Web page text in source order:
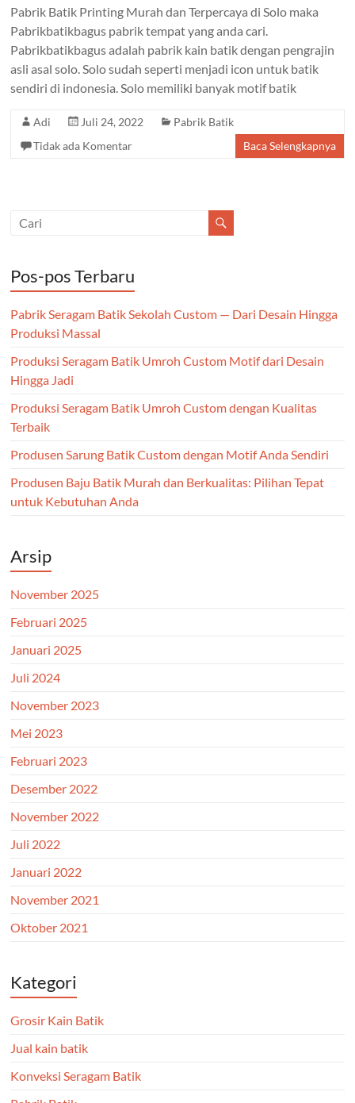
Pabrik Batik Printing Murah dan Terpercaya di Solo maka
Pabrikbatikbagus pabrik tempat yang anda cari.
Pabrikbatikbagus adalah pabrik kain batik dengan pengrajin
asli asal solo. Solo sudah seperti menjadi icon untuk batik
sendiri di indonesia. Solo memiliki banyak motif batik
Adi Juli 24, 2022
Pabrik Batik
Tidak ada Komentar
Baca Selengkapnya
Pos-pos Terbaru
Pabrik Seragam Batik Sekolah Custom — Dari Desain Hingga
Produksi Massal
Produksi Seragam Batik Umroh Custom Motif dari Desain
Hingga Jadi
Produksi Seragam Batik Umroh Custom dengan Kualitas
Terbaik
Produsen Sarung Batik Custom dengan Motif Anda Sendiri
Produsen Baju Batik Murah dan Berkualitas: Pilihan Tepat
untuk Kebutuhan Anda
Arsip
November 2025
Februari 2025
Januari 2025
Juli 2024
November 2023
Mei 2023
Februari 2023
Desember 2022
November 2022
Juli 2022
Januari 2022
November 2021
Oktober 2021
Kategori
Grosir Kain Batik
Jual kain batik
Konveksi Seragam Batik